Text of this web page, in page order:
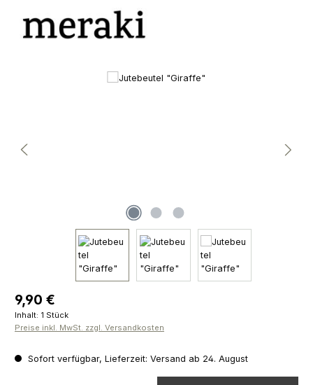
Bildergalerie überspringen
Regulärer Preis:
9,90 €
Inhalt: 1 Stück
Preise inkl. MwSt. zzgl. Versandkosten
Sofort verfügbar, Lieferzeit: Versand ab 24. August